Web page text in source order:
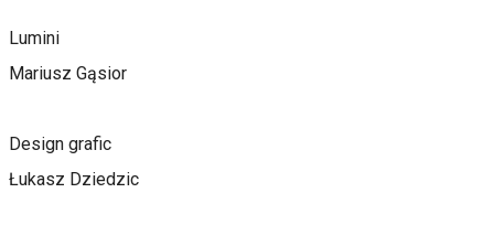
Lumini
Mariusz Gąsior
Design grafic
Łukasz Dziedzic